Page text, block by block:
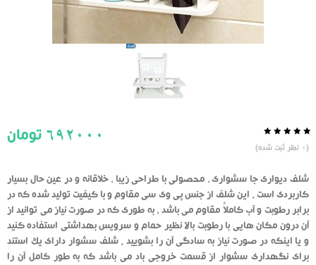
از
50
رای
دهنده
(
0 نظر ثبت شده)
692000 تومان
شلف دیواری جا سشواری ، محصولی با طراحی زیبا ، خلاقانه و در عین حال بسیار
کاربردی است . این شلف از جنس پی وی سی مقاوم و با کیفیت تولید شده که در
برابر رطوبت و آب کاملاً مقاوم می باشد ، به طوری که در صورت نیاز می توانید از
آن درون مکان هایی با رطوبت بالا نظیر حمام و سرویس بهداشتی استفاده کنید
و یا اینکه در صورت نیاز به سادگی آن را بشویید . شلف سشوار دارای یک استند
برای نگهداری سشوار از قسمت خروجی باد می باشد که به طور کامل آن را